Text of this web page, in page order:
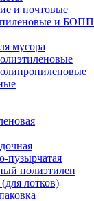
и почтовые
и БОПП
мусора
пузырчатая
полиэтилен
лотков)